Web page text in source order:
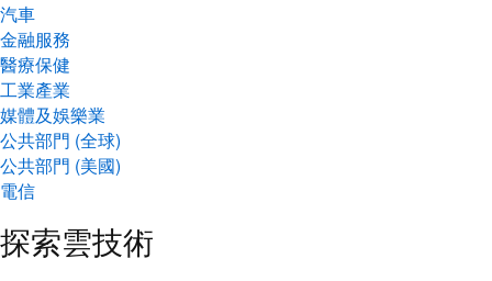
汽車
金融服務
醫療保健
工業產業
媒體及娛樂業
公共部門 (全球)
公共部門 (美國)
電信
探索雲技術